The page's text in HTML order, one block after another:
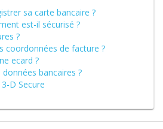
sa carte bancaire ?
est-il sécurisé ?
?
coordonnées de facture ?
ecard ?
bancaires ?
D Secure